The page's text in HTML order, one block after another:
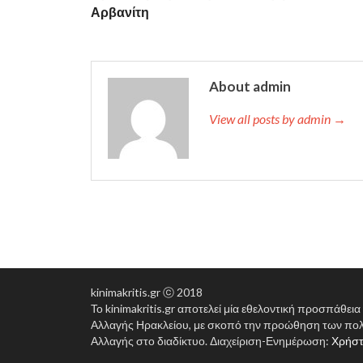
Αρβανίτη
About admin
View all posts by admin →
kinimakritis.gr ⓒ 2018
Το kinimakritis.gr αποτελεί μία εθελοντική
Αλλαγής Ηρακλείου, με σκοπό την προώθηση των
Αλλαγής στο διαδίκτυο. Διαχείριση-Ενημέρωση: